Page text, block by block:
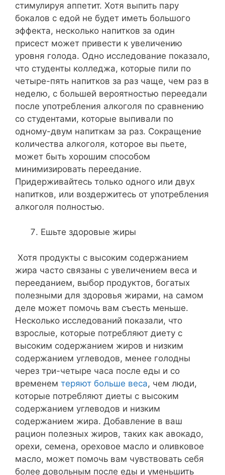
стимулируя аппетит. Хотя выпить пару
бокалов с едой не будет иметь большого
эффекта, несколько напитков за один
присест может привести к увеличению
уровня голода. Одно исследование показало,
что студенты колледжа, которые пили по
четыре-пять напитков за раз чаще, чем раз в
неделю, с большей вероятностью переедали
после употребления алкоголя по сравнению
со студентами, которые выпивали по
одному-двум напиткам за раз. Сокращение
количества алкоголя, которое вы пьете,
может быть хорошим способом
минимизировать переедание.
Придерживайтесь только одного или двух
напитков, или воздержитесь от употребления
алкоголя полностью.
Ешьте здоровые жиры
Хотя продукты с высоким содержанием
жира часто связаны с увеличением веса и
перееданием, выбор продуктов, богатых
полезными для здоровья жирами, на самом
деле может помочь вам съесть меньше.
Несколько исследований показали, что
взрослые, которые потребляют диету с
высоким содержанием жиров и низким
содержанием углеводов, менее голодны
через три-четыре часа после еды и со
временем теряют больше веса, чем люди,
которые потребляют диеты с высоким
содержанием углеводов и низким
содержанием жира. Добавление в ваш
рацион полезных жиров, таких как авокадо,
орехи, семена, ореховое масло и оливковое
масло, может помочь вам чувствовать себя
более довольным после еды и уменьшить